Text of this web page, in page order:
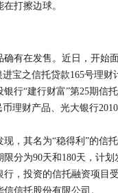
打擦边球。
有在发售。近日，开始
宝之信托贷款165号理财
行“建行财富”第25期信
理财产品、光大银行
其名为“稳得利”的信
分为90天和180天，计划
，投资的信托融资项目
信托股份有限公司。